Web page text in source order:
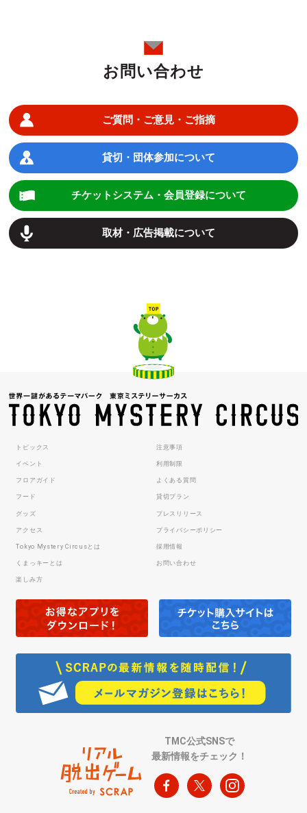
お問い合わせ
ご質問・ご意見・ご指摘
貸切・団体参加について
チケットシステム・会員登録について
取材・広告掲載について
トピックス
イベント
フロアガイド
フード
グッズ
アクセス
Tokyo Mystery Circusとは
くまっキーとは
楽しみ方
注意事項
利用制限
よくある質問
貸切プラン
プレスリリース
プライバシーポリシー
採用情報
お問い合わせ
TMC公式SNSで
最新情報をチェック！